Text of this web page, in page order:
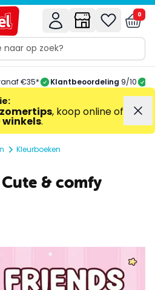
0
€35* Klantbeoordeling 9/10
:
, koop online of
winkels.
Kleurboeken
& comfy